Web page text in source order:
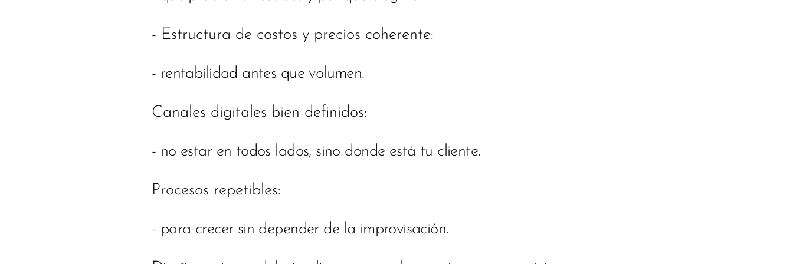
- Estructura de costos y precios coherente:
- rentabilidad antes que volumen.
Canales digitales bien definidos:
- no estar en todos lados, sino donde está tu cliente.
Procesos repetibles:
- para crecer sin depender de la improvisación.